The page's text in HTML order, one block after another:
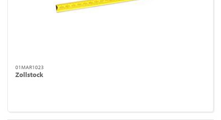
01MAR1023
Zollstock